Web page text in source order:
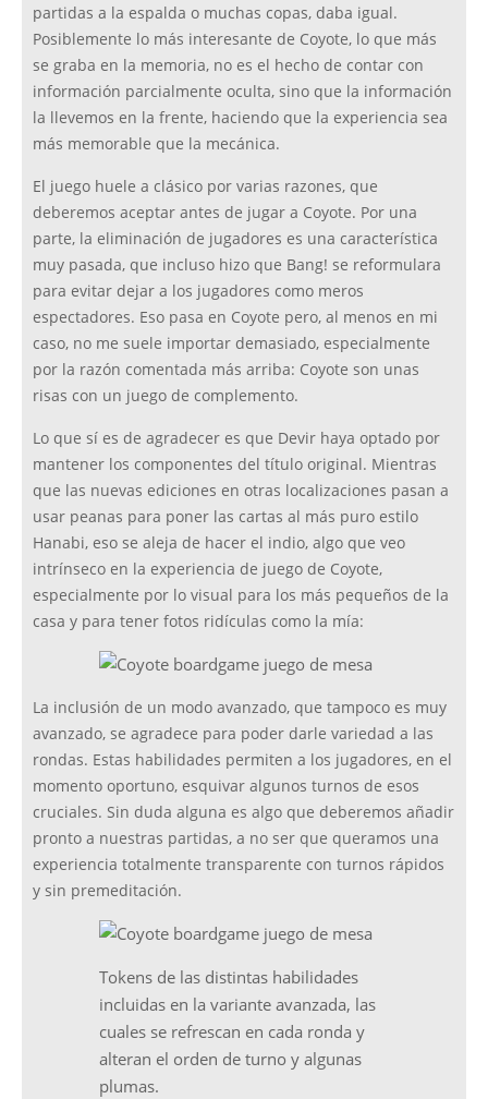
partidas a la espalda o muchas copas, daba igual.
Posiblemente lo más interesante de Coyote, lo que más
se graba en la memoria, no es el hecho de contar con
información parcialmente oculta, sino que la información
la llevemos en la frente, haciendo que la experiencia sea
más memorable que la mecánica.
El juego huele a clásico por varias razones, que
deberemos aceptar antes de jugar a Coyote. Por una
parte, la eliminación de jugadores es una característica
muy pasada, que incluso hizo que Bang! se reformulara
para evitar dejar a los jugadores como meros
espectadores. Eso pasa en Coyote pero, al menos en mi
caso, no me suele importar demasiado, especialmente
por la razón comentada más arriba: Coyote son unas
risas con un juego de complemento.
Lo que sí es de agradecer es que Devir haya optado por
mantener los componentes del título original. Mientras
que las nuevas ediciones en otras localizaciones pasan a
usar peanas para poner las cartas al más puro estilo
Hanabi, eso se aleja de hacer el indio, algo que veo
intrínseco en la experiencia de juego de Coyote,
especialmente por lo visual para los más pequeños de la
casa y para tener fotos ridículas como la mía:
La inclusión de un modo avanzado, que tampoco es muy
avanzado, se agradece para poder darle variedad a las
rondas. Estas habilidades permiten a los jugadores, en el
momento oportuno, esquivar algunos turnos de esos
cruciales. Sin duda alguna es algo que deberemos añadir
pronto a nuestras partidas, a no ser que queramos una
experiencia totalmente transparente con turnos rápidos
y sin premeditación.
Tokens de las distintas habilidades
incluidas en la variante avanzada, las
cuales se refrescan en cada ronda y
alteran el orden de turno y algunas
plumas.